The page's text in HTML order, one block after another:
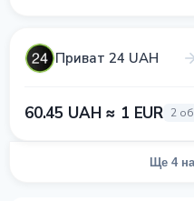
Приват 24 UAH
60.45 UAH ≈ 1 EUR 2
Ще 4